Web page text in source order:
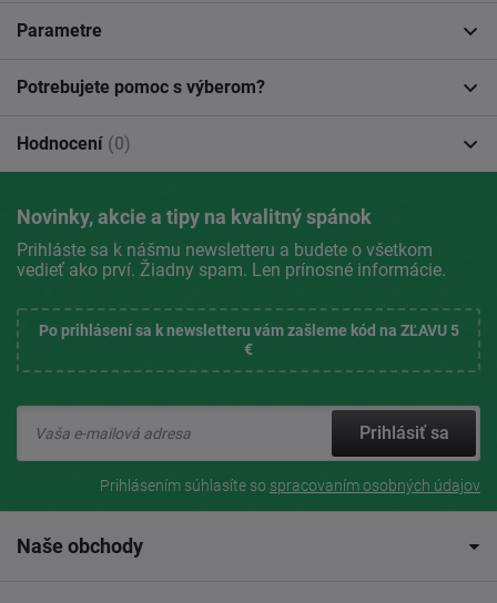
Parametre
Potrebujete pomoc s výberom?
Hodnocení (0)
Novinky, akcie a tipy na kvalitný spánok
Prihláste sa k nášmu newsletteru a budete o všetkom
vedieť ako prví. Žiadny spam. Len prínosné informácie.
Po prihlásení sa k newsletteru vám zašleme kód na ZĽAVU 5
€
Prihlásiť sa
Prihlásením súhlasíte so spracovaním osobných údajov
Naše obchody